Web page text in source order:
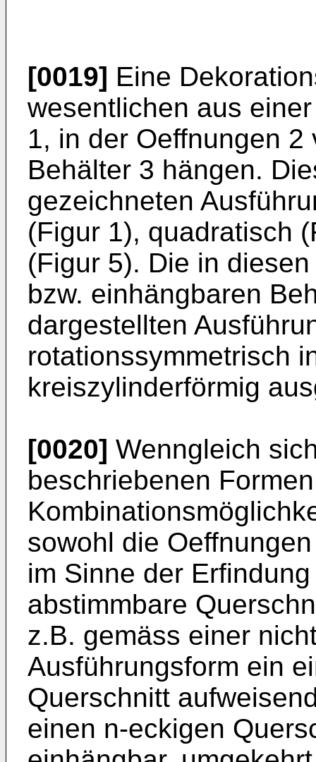
[0019] Eine
wesentlichen aus
1, in der Oeffnungen
Behälter 3 hängen.
gezeichneten
(Figur 1), quadratisch
(Figur 5). Die in
bzw. einhängbaren
dargestellten
rotationssymmetrisch
kreiszylinderförmig
[0020] Wenngleich
beschriebenen
sowohl die
im Sinne der
abstimmbare
z.B. gemäss einer
Ausführungsform ein
Querschnitt
einen n-eckigen